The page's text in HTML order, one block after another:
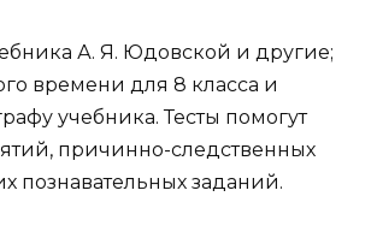
А. Я. Юдовской и другие;
времени для 8 класса и
учебника. Тесты помогут
причинно-следственных
познавательных заданий.